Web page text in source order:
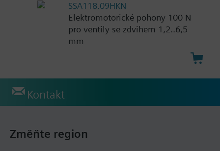
SSA118.09HKN
Elektromotorické pohony 100 N
pro ventily se zdvihem 1,2..6,5
mm
Kontakt
Změňte region